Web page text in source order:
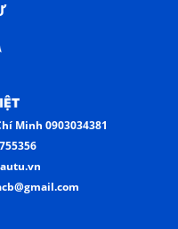
Minh 0903034381